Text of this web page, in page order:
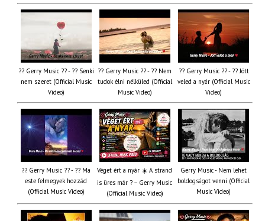
?? Gerry Music ?? - ?? Senki
nem szeret (Official Music
Video)
?? Gerry Music ?? - ?? Nem
tudok élni nélküled (Official
Music Video)
?? Gerry Music ?? - ?? Jött
veled a nyár (Official Music
Video)
?? Gerry Music ?? - ?? Ma
este felmegyek hozzád
(Official Music Video)
Véget ért a nyár ☀️ A strand
is üres már ? – Gerry Music
(Official Music Video)
Gerry Music - Nem lehet
boldogságot venni (Official
Music Video)